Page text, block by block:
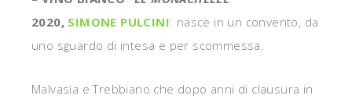
2020, SIMONE PULCINI: nasce in un convento, da
uno sguardo di intesa e per scommessa.
Malvasia e Trebbiano che dopo anni di clausura in